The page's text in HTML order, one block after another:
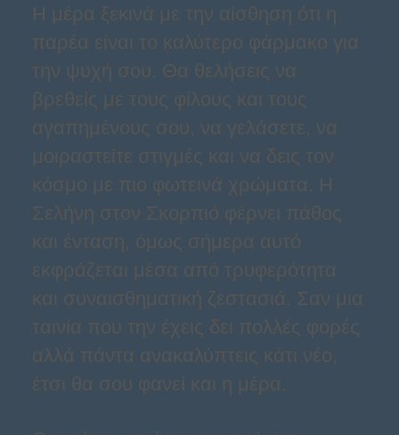
Η μέρα ξεκινά με την αίσθηση ότι η
παρέα είναι το καλύτερο φάρμακο για
την ψυχή σου. Θα θελήσεις να
βρεθείς με τους φίλους και τους
αγαπημένους σου, να γελάσετε, να
μοιραστείτε στιγμές και να δεις τον
κόσμο με πιο φωτεινά χρώματα. Η
Σελήνη στον Σκορπιό φέρνει πάθος
και ένταση, όμως σήμερα αυτό
εκφράζεται μέσα από τρυφερότητα
και συναισθηματική ζεστασιά. Σαν μια
ταινία που την έχεις δει πολλές φορές
αλλά πάντα ανακαλύπτεις κάτι νέο,
έτσι θα σου φανεί και η μέρα.